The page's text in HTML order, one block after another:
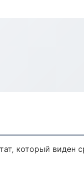
который виден